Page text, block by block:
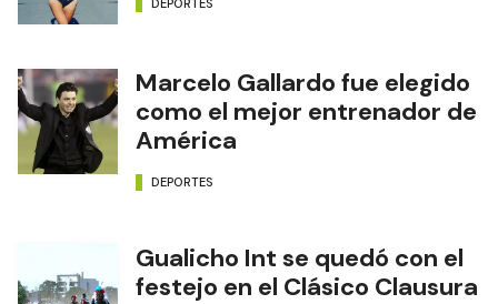
Marcelo Gallardo fue elegido
como el mejor entrenador de
América
DEPORTES
Gualicho Int se quedó con el
festejo en el Clásico Clausura